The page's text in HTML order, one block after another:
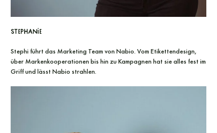
Stephanie
Stephi führt das Marketing Team von Nabio. Vom Etikettendesign,
über Markenkooperationen bis hin zu Kampagnen hat sie alles fest im
Griff und lässt Nabio strahlen.